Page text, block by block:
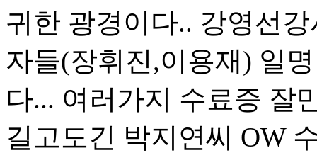
귀한 광경이다.. 강영선
자들(장휘진,이용재) 일
다... 여러가지 수료증 잘
길고도긴 박지연씨 OW